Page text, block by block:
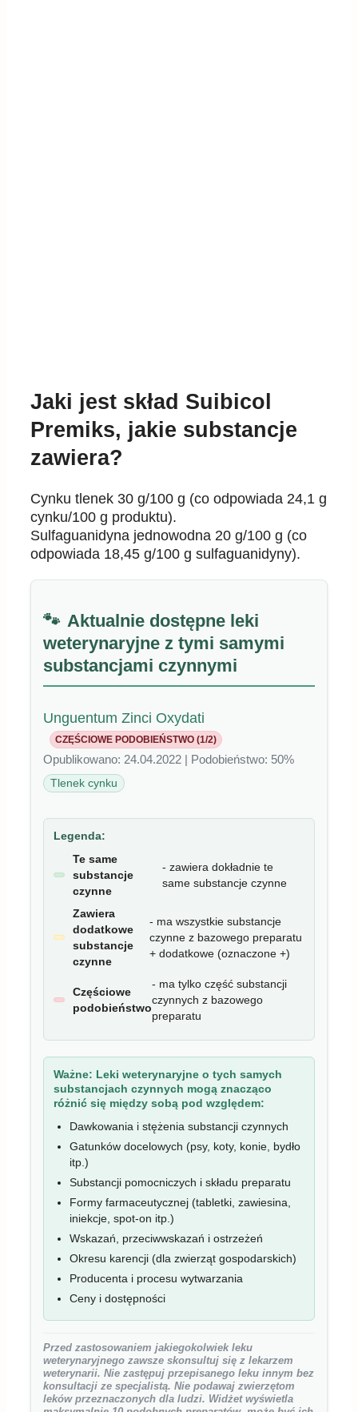
Jaki jest skład Suibicol
Premiks, jakie substancje
zawiera?
Cynku tlenek 30 g/100 g (co odpowiada 24,1 g
cynku/100 g produktu).
Sulfaguanidyna jednowodna 20 g/100 g (co
odpowiada 18,45 g/100 g sulfaguanidyny).
Aktualnie dostępne leki
weterynaryjne z tymi samymi
substancjami czynnymi
Unguentum Zinci Oxydati
CZĘŚCIOWE PODOBIEŃSTWO (1/2)
Opublikowano: 24.04.2022 | Podobieństwo: 50%
Tlenek cynku
Legenda:
Te same
substancje
czynne
- zawiera dokładnie te
same substancje czynne
Zawiera
dodatkowe
substancje
czynne
- ma wszystkie substancje
czynne z bazowego preparatu
+ dodatkowe (oznaczone +)
Częściowe
podobieństwo
- ma tylko część substancji
czynnych z bazowego
preparatu
Ważne: Leki weterynaryjne o tych samych
substancjach czynnych mogą znacząco
różnić się między sobą pod względem:
Dawkowania i stężenia substancji czynnych
Gatunków docelowych (psy, koty, konie, bydło
itp.)
Substancji pomocniczych i składu preparatu
Formy farmaceutycznej (tabletki, zawiesina,
iniekcje, spot-on itp.)
Wskazań, przeciwwskazań i ostrzeżeń
Okresu karencji (dla zwierząt gospodarskich)
Producenta i procesu wytwarzania
Ceny i dostępności
Przed zastosowaniem jakiegokolwiek leku
weterynaryjnego zawsze skonsultuj się z lekarzem
weterynarii. Nie zastępuj przepisanego leku innym bez
konsultacji ze specjalistą. Nie podawaj zwierzętom
leków przeznaczonych dla ludzi. Widżet wyświetla